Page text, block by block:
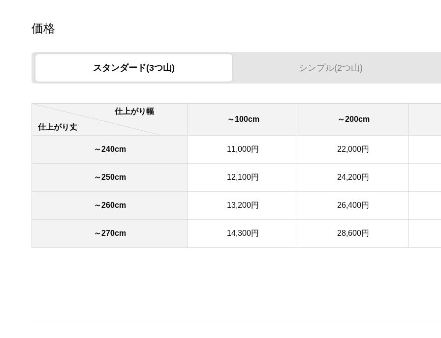
価格
スタンダード(3つ山) シンプル(2つ山)
仕上がり幅
仕上がり丈
～100cm ～200cm
～240cm 11,000円 22,000円
～250cm 12,100円 24,200円
～260cm 13,200円 26,400円
～270cm 14,300円 28,600円